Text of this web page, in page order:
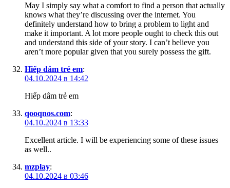
May I simply say what a comfort to find a person that actually
knows what they’re discussing over the internet. You
definitely understand how to bring a problem to light and
make it important. A lot more people ought to check this out
and understand this side of your story. I can’t believe you
aren’t more popular given that you surely possess the gift.
Hiếp dâm trẻ em:
04.10.2024 в 14:42
Hiếp dâm trẻ em
qooqnos.com:
04.10.2024 в 13:33
Excellent article. I will be experiencing some of these issues
as well..
mzplay:
04.10.2024 в 03:46